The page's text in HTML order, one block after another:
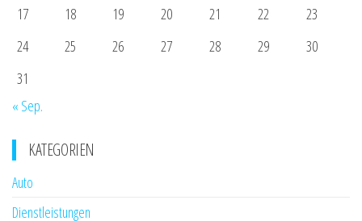
17
18 19 20 21 22
23
24
25 26 27 28 29
30
31
« Sep.
KATEGORIEN
Auto
Dienstleistungen